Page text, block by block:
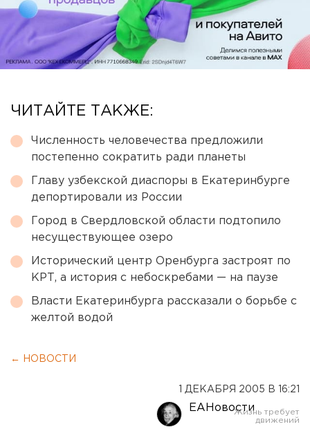
ЧИТАЙТЕ ТАКЖЕ:
Численность человечества предложили
постепенно сократить ради планеты
Главу узбекской диаспоры в Екатеринбурге
депортировали из России
Город в Свердловской области подтопило
несуществующее озеро
Исторический центр Оренбурга застроят по
КРТ, а история с небоскребами — на паузе
Власти Екатеринбурга рассказали о борьбе с
желтой водой
← НОВОСТИ
1 ДЕКАБРЯ 2005 В 16:21
ЕАНовости